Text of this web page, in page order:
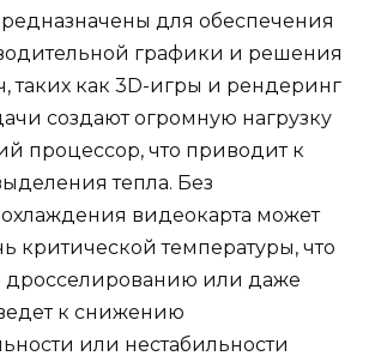
для обеспечения
графики и решения
таких как 3D-игры и рендеринг
создают огромную нагрузку
процессор, что приводит к
тепла. Без
видеокарта может
критической температуры, что
дросселированию или даже
к снижению
или нестабильности